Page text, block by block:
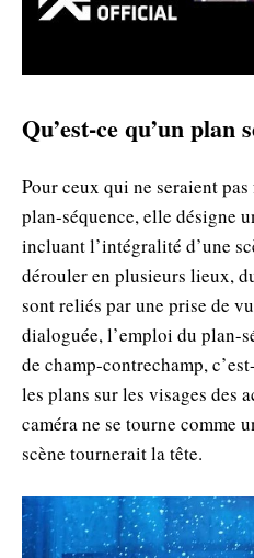
Qu’est-ce qu’un plan
Pour ceux qui ne seraient
plan-séquence, elle désigne
incluant l’intégralité d’une
dérouler en plusieurs lieux,
sont reliés par une prise de
dialoguée, l’emploi du plan-
de champ-contrechamp,
les plans sur les visages des
caméra ne se tourne comme
scène tournerait la tête.